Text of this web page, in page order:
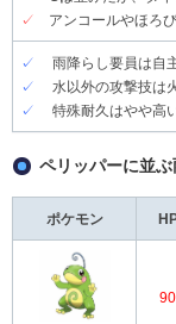
✓ アンコールやほろ
✓
雨降らし要員は自
✓
水以外の攻撃技は
✓
特殊耐久はやや高
ペリッパーに並
ポケモン
90